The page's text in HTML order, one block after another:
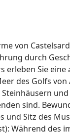
von
durch
erleben Sie
des Golfs
sind.
und Sitz des
Während des